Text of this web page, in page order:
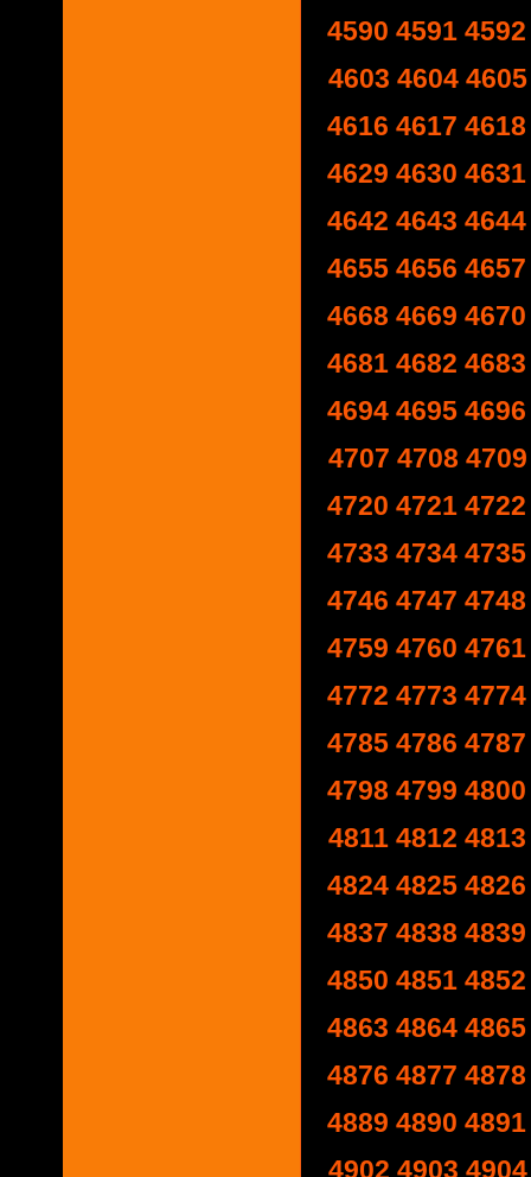
4590 4591 4592
4603 4604 4605
4616 4617 4618
4629 4630 4631
4642 4643 4644
4655 4656 4657
4668 4669 4670
4681 4682 4683
4694 4695 4696
4707 4708 4709
4720 4721 4722
4733 4734 4735
4746 4747 4748
4759 4760 4761
4772 4773 4774
4785 4786 4787
4798 4799 4800
4811 4812 4813
4824 4825 4826
4837 4838 4839
4850 4851 4852
4863 4864 4865
4876 4877 4878
4889 4890 4891
4902 4903 4904